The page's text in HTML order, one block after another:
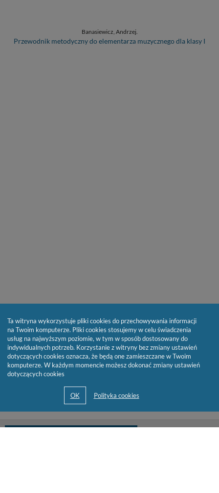
Banasiewicz, Andrzej.
Przewodnik metodyczny do elementarza muzycznego dla klasy I
Ta witryna wykorzystuje pliki cookies do przechowywania informacji
na Twoim komputerze. Pliki cookies stosujemy w celu świadczenia
usług na najwyższym poziomie, w tym w sposób dostosowany do
indywidualnych potrzeb. Korzystanie z witryny bez zmiany ustawień
dotyczących cookies oznacza, że będą one zamieszczane w Twoim
komputerze. W każdym momencie możesz dokonać zmiany ustawień
dotyczących cookies